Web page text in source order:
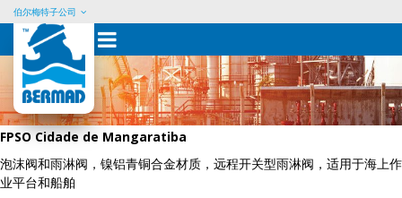
Skip
content
伯尔梅特子公司
FPSO Cidade de Mangaratiba
泡沫阀和雨淋阀，镍铝青铜合金材质，远程开关型雨淋阀，适用于海上作
业平台和船舶